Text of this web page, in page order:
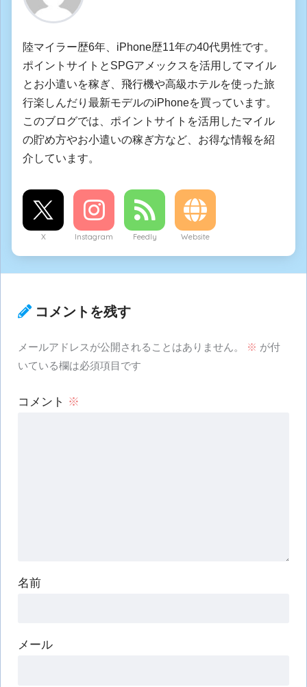
陸マイラー歴6年、iPhone歴11年の40代男性です。
ポイントサイトとSPGアメックスを活用してマイル
とお小遣いを稼ぎ、飛行機や高級ホテルを使った旅
行楽しんだり最新モデルのiPhoneを買っています。
このブログでは、ポイントサイトを活用したマイル
の貯め方やお小遣いの稼ぎ方など、お得な情報を紹
介しています。
X Instagram Feedly Website
コメントを残す
メールアドレスが公開されることはありません。 ※ が付
いている欄は必須項目です
コメント ※
名前
メール